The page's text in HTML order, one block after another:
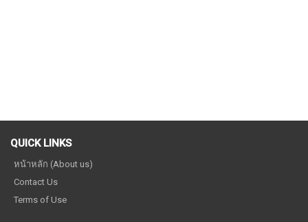
QUICK LINKS
หน้าหลัก (About us)
Contact Us
Terms of Use